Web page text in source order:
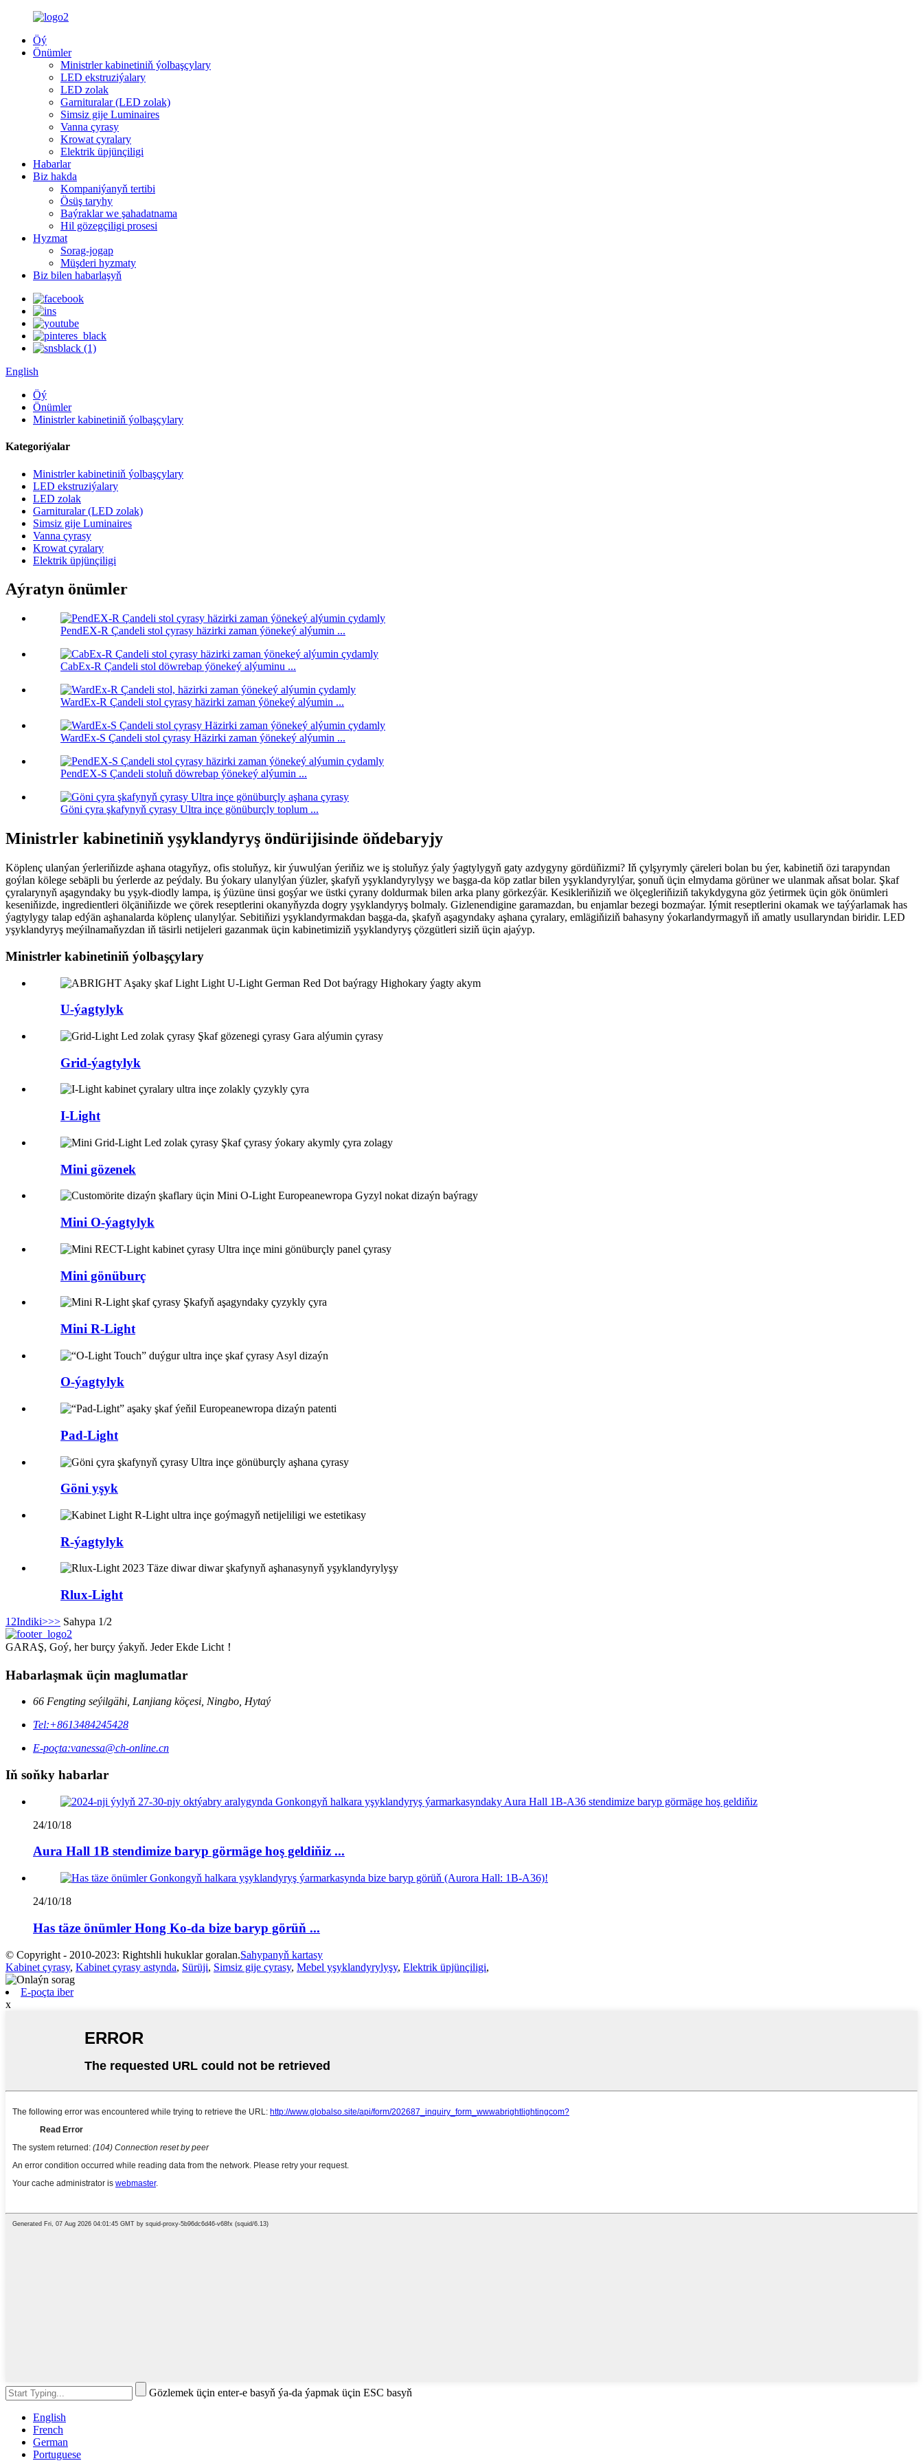
Öý
Önümler
Ministrler kabinetiniň ýolbaşçylary
LED ekstruziýalary
LED zolak
Garnituralar (LED zolak)
Simsiz gije Luminaires
Vanna çyrasy
Krowat çyralary
Elektrik üpjünçiligi
Habarlar
Biz hakda
Kompaniýanyň tertibi
Ösüş taryhy
Baýraklar we şahadatnama
Hil gözegçiligi prosesi
Hyzmat
Sorag-jogap
Müşderi hyzmaty
Biz bilen habarlaşyň
English
Öý
Önümler
Ministrler kabinetiniň ýolbaşçylary
Kategoriýalar
Ministrler kabinetiniň ýolbaşçylary
LED ekstruziýalary
LED zolak
Garnituralar (LED zolak)
Simsiz gije Luminaires
Vanna çyrasy
Krowat çyralary
Elektrik üpjünçiligi
Aýratyn önümler
PendEX-R Çandeli stol çyrasy häzirki zaman ýönekeý alýumin ...
CabEx-R Çandeli stol döwrebap ýönekeý alýuminu ...
WardEx-R Çandeli stol çyrasy häzirki zaman ýönekeý alýumin ...
WardEx-S Çandeli stol çyrasy Häzirki zaman ýönekeý alýumin ...
PendEX-S Çandeli stoluň döwrebap ýönekeý alýumin ...
Göni çyra şkafynyň çyrasy Ultra inçe gönüburçly toplum ...
Ministrler kabinetiniň yşyklandyryş öndürijisinde öňdebaryjy
Köplenç ulanýan ýerleriňizde aşhana otagyňyz, ofis stoluňyz, kir ýuwulýan ýeriňiz we iş stoluňyz ýaly ýagtylygyň gaty azdygyny gördüňizmi? Iň çylşyrymly çäreleri bolan bu ýer, kabinetiň özi tarapyndan
goýlan kölege sebäpli bu ýerlerde az peýdaly. Bu ýokary ulanylýan ýüzler, şkafyň yşyklandyrylyşy we başga-da köp zatlar bilen yşyklandyrylýar, şonuň üçin elmydama görüner we ulanmak aňsat bolar. Şkaf
çyralarynyň aşagyndaky bu yşyk-diodly lampa, iş ýüzüne ünsi goşýar we üstki çyrany doldurmak bilen arka plany görkezýär. Kesikleriňiziň we ölçegleriňiziň takykdygyna göz ýetirmek üçin gök önümleri
keseniňizde, ingredientleri ölçäniňizde we çörek reseptlerini okanyňyzda dogry yşyklandyryş bolmaly. Gizlenendigine garamazdan, bu enjamlar bezegi bozmaýar. Iýmit reseptlerini okamak we taýýarlamak has
ýagtylygy talap edýän aşhanalarda köplenç ulanylýar. Sebitiňizi yşyklandyrmakdan başga-da, şkafyň aşagyndaky aşhana çyralary, emlägiňiziň bahasyny ýokarlandyrmagyň iň amatly usullaryndan biridir. LED
yşyklandyryş meýilnamaňyzdan iň täsirli netijeleri gazanmak üçin kabinetimiziň yşyklandyryş çözgütleri siziň üçin ajaýyp.
Ministrler kabinetiniň ýolbaşçylary
U-ýagtylyk
Grid-ýagtylyk
I-Light
Mini gözenek
Mini O-ýagtylyk
Mini gönüburç
Mini R-Light
O-ýagtylyk
Pad-Light
Göni yşyk
R-ýagtylyk
Rlux-Light
1 2Indiki>>> Sahypa 1/2
GARAŞ, Goý, her burçy ýakyň. Jeder Ekde Licht！
Habarlaşmak üçin maglumatlar
66 Fengting seýilgähi, Lanjiang köçesi, Ningbo, Hytaý
Tel:+8613484245428
E-poçta:vanessa@ch-online.cn
Iň soňky habarlar
24/10/18
Aura Hall 1B stendimize baryp görmäge hoş geldiňiz ...
24/10/18
Has täze önümler Hong Ko-da bize baryp görüň ...
© Copyright - 2010-2023: Rightshli hukuklar goralan.Sahypanyň kartasy
Kabinet çyrasy, Kabinet çyrasy astynda, Sürüji, Simsiz gije çyrasy, Mebel yşyklandyrylyşy, Elektrik üpjünçiligi,
E-poçta iber
x
Gözlemek üçin enter-e basyň ýa-da ýapmak üçin ESC basyň
English
French
German
Portuguese